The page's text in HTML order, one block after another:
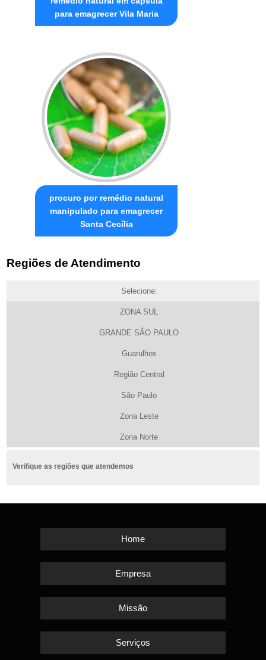
para emagrecer Vila Maria
procuro por remédio natural
manipulado para emagrecer
Santa Cecília
Regiões de Atendimento
Selecione:
ZONA SUL
GRANDE SÃO PAULO
Guarulhos
Região Central
São Paulo
Zona Leste
Zona Norte
Verifique as regiões que atendemos
Home
Empresa
Missão
Serviços